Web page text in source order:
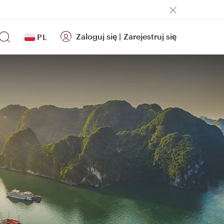
PL Zaloguj się | Zarejestruj się